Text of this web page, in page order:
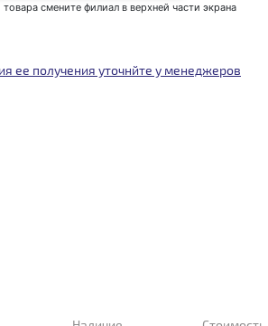
смените филиал в верхней части экрана
ее получения уточнйте у менеджеров